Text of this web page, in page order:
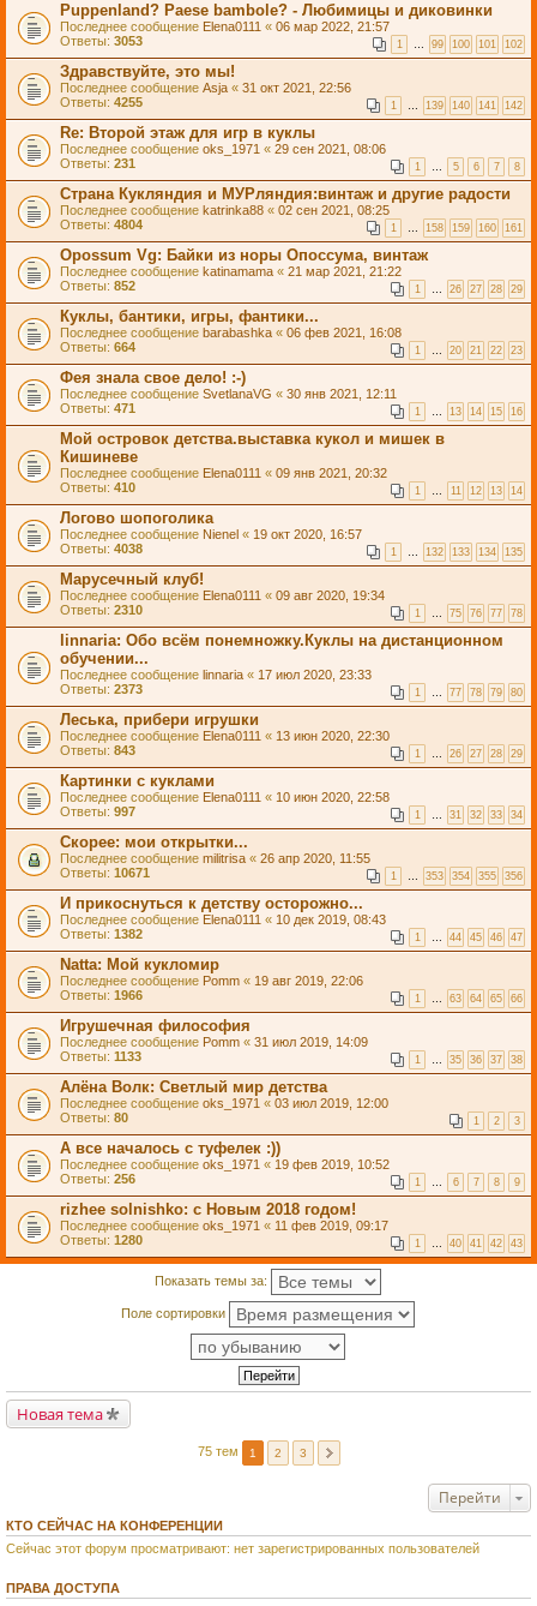
Puppenland? Paese bambole? - Любимицы и диковинки
Последнее сообщение Elena0111 « 06 мар 2022, 21:57
Ответы: 3053 1 … 99 100 101 102
Здравствуйте, это мы!
Последнее сообщение Asja « 31 окт 2021, 22:56
Ответы: 4255 1 … 139 140 141 142
Re: Второй этаж для игр в куклы
Последнее сообщение oks_1971 « 29 сен 2021, 08:06
Ответы: 231 1 … 5 6 7 8
Страна Кукляндия и МУРляндия:винтаж и другие радости
Последнее сообщение katrinka88 « 02 сен 2021, 08:25
Ответы: 4804 1 … 158 159 160 161
Opossum Vg: Байки из норы Опоссума, винтаж
Последнее сообщение katinamama « 21 мар 2021, 21:22
Ответы: 852 1 … 26 27 28 29
Куклы, бантики, игры, фантики...
Последнее сообщение barabashka « 06 фев 2021, 16:08
Ответы: 664 1 … 20 21 22 23
Фея знала свое дело! :-)
Последнее сообщение SvetlanaVG « 30 янв 2021, 12:11
Ответы: 471 1 … 13 14 15 16
Мой островок детства.выставка кукол и мишек в
Кишиневе
Последнее сообщение Elena0111 « 09 янв 2021, 20:32
Ответы: 410 1 … 11 12 13 14
Логово шопоголика
Последнее сообщение Nienel « 19 окт 2020, 16:57
Ответы: 4038 1 … 132 133 134 135
Марусечный клуб!
Последнее сообщение Elena0111 « 09 авг 2020, 19:34
Ответы: 2310 1 … 75 76 77 78
linnaria: Обо всём понемножку.Куклы на дистанционном
обучении...
Последнее сообщение linnaria « 17 июл 2020, 23:33
Ответы: 2373 1 … 77 78 79 80
Леська, прибери игрушки
Последнее сообщение Elena0111 « 13 июн 2020, 22:30
Ответы: 843 1 … 26 27 28 29
Картинки с куклами
Последнее сообщение Elena0111 « 10 июн 2020, 22:58
Ответы: 997 1 … 31 32 33 34
Скорее: мои открытки...
Последнее сообщение militrisa « 26 апр 2020, 11:55
Ответы: 10671 1 … 353 354 355 356
И прикоснуться к детству осторожно...
Последнее сообщение Elena0111 « 10 дек 2019, 08:43
Ответы: 1382 1 … 44 45 46 47
Natta: Мой кукломир
Последнее сообщение Pomm « 19 авг 2019, 22:06
Ответы: 1966 1 … 63 64 65 66
Игрушечная философия
Последнее сообщение Pomm « 31 июл 2019, 14:09
Ответы: 1133 1 … 35 36 37 38
Алёна Волк: Светлый мир детства
Последнее сообщение oks_1971 « 03 июл 2019, 12:00
Ответы: 80 1 2 3
А все началось с туфелек :))
Последнее сообщение oks_1971 « 19 фев 2019, 10:52
Ответы: 256 1 … 6 7 8 9
rizhee solnishko: с Новым 2018 годом!
Последнее сообщение oks_1971 « 11 фев 2019, 09:17
Ответы: 1280 1 … 40 41 42 43
Показать темы за:
Поле сортировки
Новая тема
75 тем 1 2 3
Перейти
КТО СЕЙЧАС НА КОНФЕРЕНЦИИ
Сейчас этот форум просматривают: нет зарегистрированных пользователей
ПРАВА ДОСТУПА